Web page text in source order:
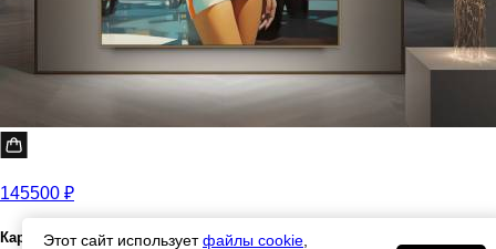
145500 ₽
Картина в гостиную "Стюардесса"
Этот сайт используетфайлы cookie